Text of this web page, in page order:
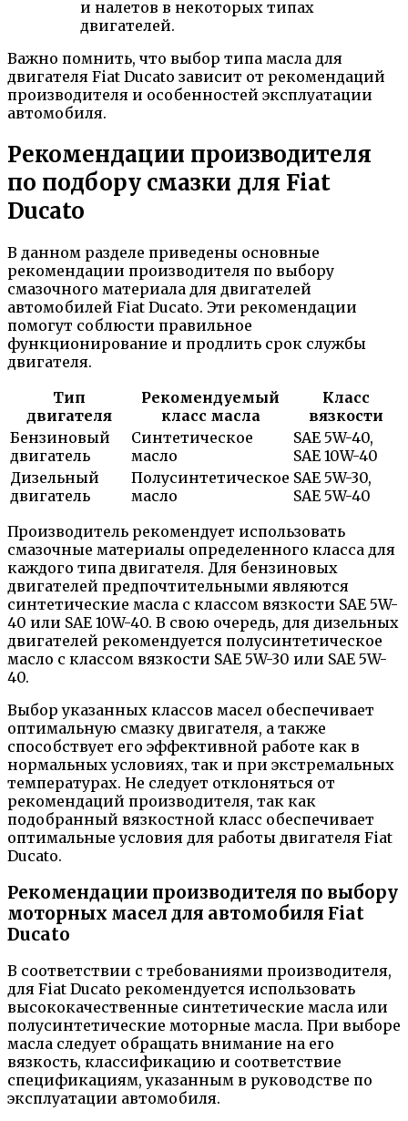
и налетов в некоторых типах
двигателей.
Важно помнить, что выбор типа масла для
двигателя Fiat Ducato зависит от рекомендаций
производителя и особенностей эксплуатации
автомобиля.
Рекомендации производителя
по подбору смазки для Fiat
Ducato
В данном разделе приведены основные
рекомендации производителя по выбору
смазочного материала для двигателей
автомобилей Fiat Ducato. Эти рекомендации
помогут соблюсти правильное
функционирование и продлить срок службы
двигателя.
Тип
двигателя
Рекомендуемый
класс масла
Класс
вязкости
Бензиновый
двигатель
Синтетическое
масло
SAE 5W-40,
SAE 10W-40
Дизельный
двигатель
Полусинтетическое
масло
SAE 5W-30,
SAE 5W-40
Производитель рекомендует использовать
смазочные материалы определенного класса для
каждого типа двигателя. Для бензиновых
двигателей предпочтительными являются
синтетические масла с классом вязкости SAE 5W-
40 или SAE 10W-40. В свою очередь, для дизельных
двигателей рекомендуется полусинтетическое
масло с классом вязкости SAE 5W-30 или SAE 5W-
40.
Выбор указанных классов масел обеспечивает
оптимальную смазку двигателя, а также
способствует его эффективной работе как в
нормальных условиях, так и при экстремальных
температурах. Не следует отклоняться от
рекомендаций производителя, так как
подобранный вязкостной класс обеспечивает
оптимальные условия для работы двигателя Fiat
Ducato.
Рекомендации производителя по выбору
моторных масел для автомобиля Fiat
Ducato
В соответствии с требованиями производителя,
для Fiat Ducato рекомендуется использовать
высококачественные синтетические масла или
полусинтетические моторные масла. При выборе
масла следует обращать внимание на его
вязкость, классификацию и соответствие
спецификациям, указанным в руководстве по
эксплуатации автомобиля.